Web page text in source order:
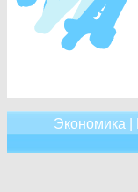
Экономика